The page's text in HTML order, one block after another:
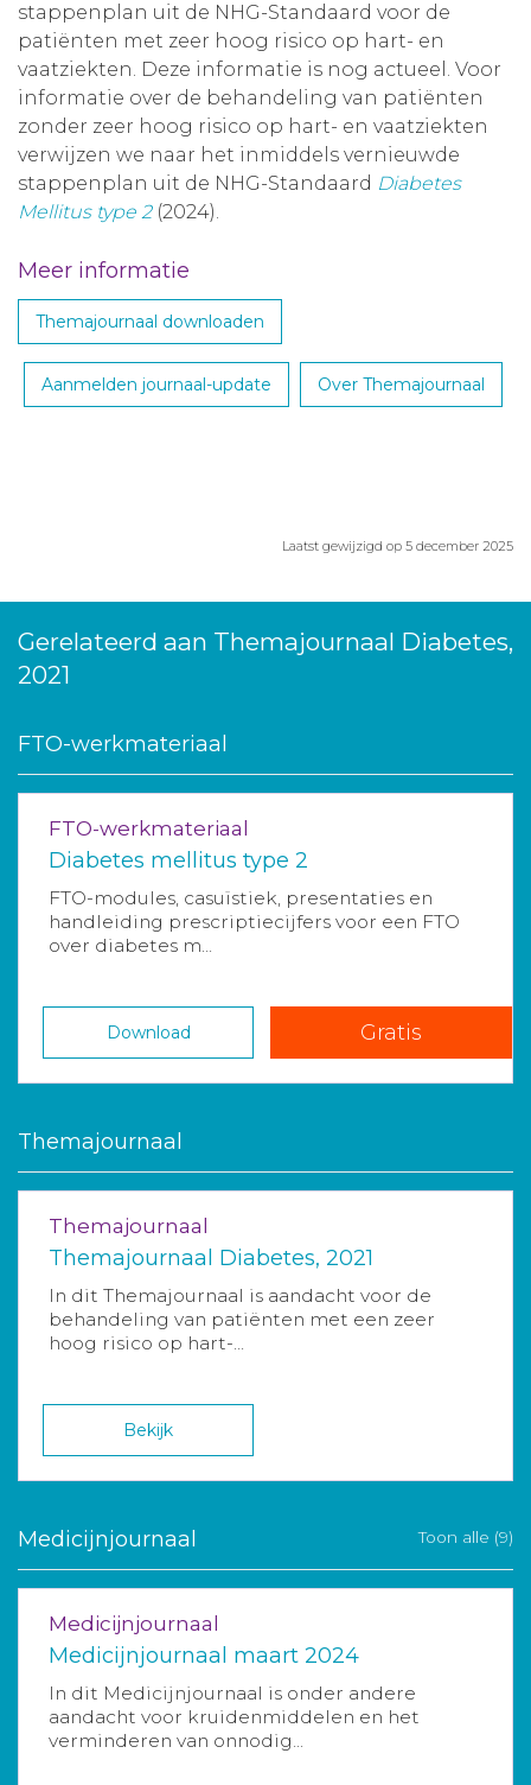
stappenplan uit de NHG-Standaard voor de
patiënten met zeer hoog risico op hart- en
vaatziekten. Deze informatie is nog actueel. Voor
informatie over de behandeling van patiënten
zonder zeer hoog risico op hart- en vaatziekten
verwijzen we naar het inmiddels vernieuwde
stappenplan uit de NHG-Standaard Diabetes
Mellitus type 2(2024).
Meer informatie
Themajournaal downloaden
Aanmelden journaal-update Over Themajournaal
Laatst gewijzigd op 5 december 2025
Gerelateerd aan Themajournaal Diabetes,
2021
FTO-werkmateriaal
FTO-werkmateriaal
Diabetes mellitus type 2
FTO-modules, casuïstiek, presentaties en
handleiding prescriptiecijfers voor een FTO
over diabetes m...
Download Gratis
Themajournaal
Themajournaal
Themajournaal Diabetes, 2021
In dit Themajournaal is aandacht voor de
behandeling van patiënten met een zeer
hoog risico op hart-...
Bekijk
Medicijnjournaal Toon alle (9)
Medicijnjournaal
Medicijnjournaal maart 2024
In dit Medicijnjournaal is onder andere
aandacht voor kruidenmiddelen en het
verminderen van onnodig...